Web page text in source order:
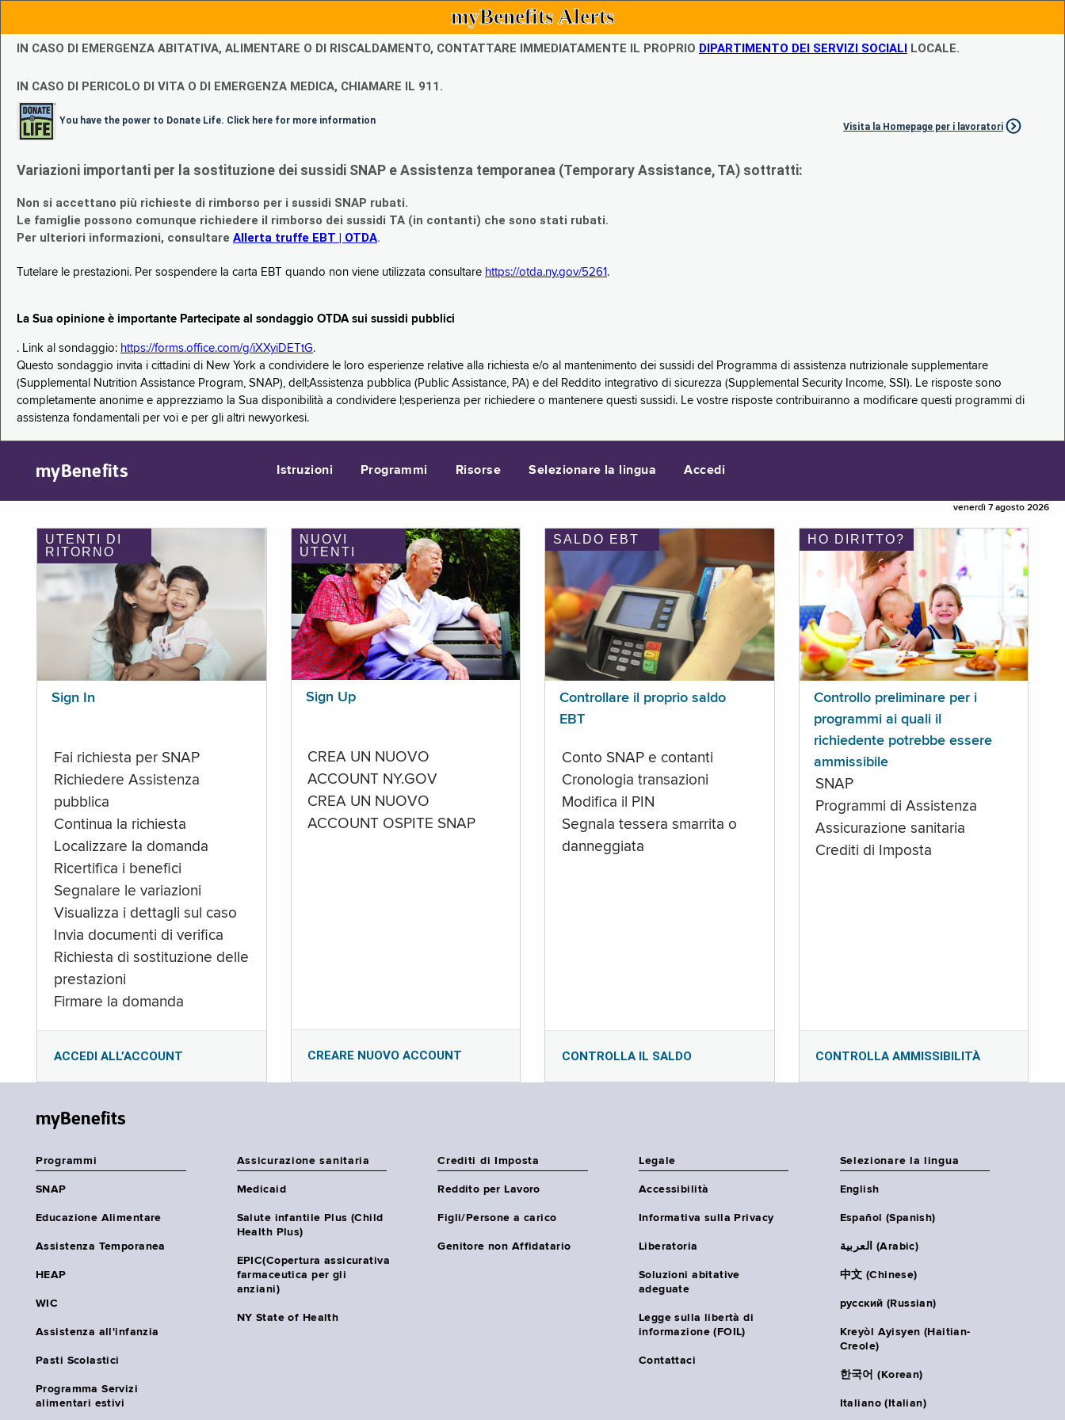
myBenefits Alerts
IN CASO DI EMERGENZA ABITATIVA, ALIMENTARE O DI RISCALDAMENTO, CONTATTARE IMMEDIATAMENTE IL PROPRIO DIPARTIMENTO DEI SERVIZI SOCIALI LOCALE.
IN CASO DI PERICOLO DI VITA O DI EMERGENZA MEDICA, CHIAMARE IL 911.
You have the power to Donate Life. Click here for more information
Visita la Homepage per i lavoratori
Variazioni importanti per la sostituzione dei sussidi SNAP e Assistenza temporanea (Temporary Assistance, TA) sottratti:
Non si accettano più richieste di rimborso per i sussidi SNAP rubati.
Le famiglie possono comunque richiedere il rimborso dei sussidi TA (in contanti) che sono stati rubati.
Per ulteriori informazioni, consultare Allerta truffe EBT | OTDA.
Tutelare le prestazioni. Per sospendere la carta EBT quando non viene utilizzata consultare https://otda.ny.gov/5261 .
La Sua opinione è importante Partecipate al sondaggio OTDA sui sussidi pubblici
. Link al sondaggio: https://forms.office.com/g/iXXyiDETtG.
Questo sondaggio invita i cittadini di New York a condividere le loro esperienze relative alla richiesta e/o al mantenimento dei sussidi del Programma di assistenza nutrizionale supplementare
(Supplemental Nutrition Assistance Program, SNAP), dell;Assistenza pubblica (Public Assistance, PA) e del Reddito integrativo di sicurezza (Supplemental Security Income, SSI). Le risposte sono
completamente anonime e apprezziamo la Sua disponibilità a condividere l;esperienza per richiedere o mantenere questi sussidi. Le vostre risposte contribuiranno a modificare questi programmi di
assistenza fondamentali per voi e per gli altri newyorkesi.
myBenefits Istruzioni Programmi Risorse Selezionare la lingua Accedi
venerdì 7 agosto 2026
UTENTI DI
RITORNO
Sign In
Fai richiesta per SNAP
Richiedere Assistenza
pubblica
Continua la richiesta
Localizzare la domanda
Ricertifica i benefici
Segnalare le variazioni
Visualizza i dettagli sul caso
Invia documenti di verifica
Richiesta di sostituzione delle
prestazioni
Firmare la domanda
ACCEDI ALL’ACCOUNT
NUOVI
UTENTI
Sign Up
CREA UN NUOVO
ACCOUNT NY.GOV
CREA UN NUOVO
ACCOUNT OSPITE SNAP
CREARE NUOVO ACCOUNT
SALDO EBT
Controllare il proprio saldo
EBT
Conto SNAP e contanti
Cronologia transazioni
Modifica il PIN
Segnala tessera smarrita o
danneggiata
CONTROLLA IL SALDO
HO DIRITTO?
Controllo preliminare per i
programmi ai quali il
richiedente potrebbe essere
ammissibile
SNAP
Programmi di Assistenza
Assicurazione sanitaria
Crediti di Imposta
CONTROLLA AMMISSIBILITÀ
myBenefits
Programmi
SNAP
Educazione Alimentare
Assistenza Temporanea
HEAP
WIC
Assistenza all'infanzia
Pasti Scolastici
Programma Servizi
alimentari estivi
Assicurazione sanitaria
Medicaid
Salute infantile Plus (Child
Health Plus)
EPIC(Copertura assicurativa
farmaceutica per gli
anziani)
NY State of Health
Crediti di Imposta
Reddito per Lavoro
Figli/Persone a carico
Genitore non Affidatario
Legale
Accessibilità
Informativa sulla Privacy
Liberatoria
Soluzioni abitative
adeguate
Legge sulla libertà di
informazione (FOIL)
Contattaci
Selezionare la lingua
English
Español (Spanish)
العربية (Arabic)
中文 (Chinese)
русский (Russian)
Kreyòl Ayisyen (Haitian-
Creole)
한국어 (Korean)
Italiano (Italian)